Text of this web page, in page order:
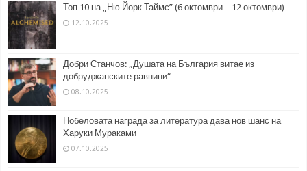
Топ 10 на „Ню Йорк Таймс” (6 октомври – 12 октомври)
12.10.2025
Добри Станчов: „Душата на България витае из
добруджанските равнини“
08.10.2025
Нобеловата награда за литература дава нов шанс на
Харуки Мураками
07.10.2025